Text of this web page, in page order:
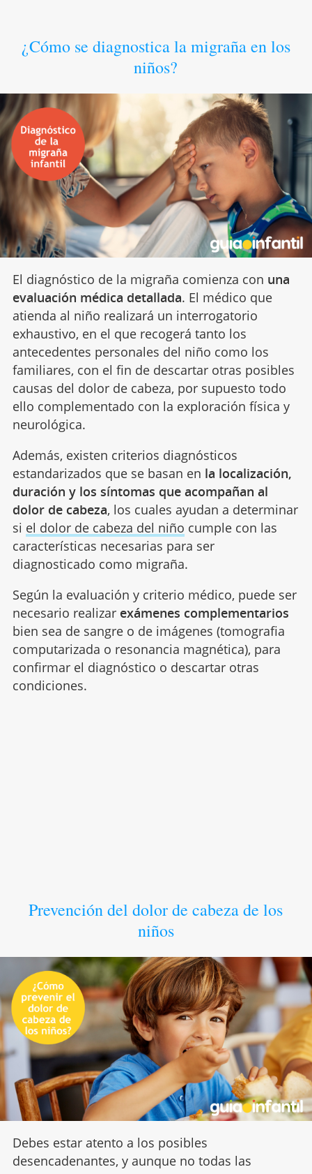
¿Cómo se diagnostica la migraña en los
niños?
El diagnóstico de la migraña comienza con una
evaluación médica detallada. El médico que
atienda al niño realizará un interrogatorio
exhaustivo, en el que recogerá tanto los
antecedentes personales del niño como los
familiares, con el fin de descartar otras posibles
causas del dolor de cabeza, por supuesto todo
ello complementado con la exploración física y
neurológica.
Además, existen criterios diagnósticos
estandarizados que se basan en la localización,
duración y los síntomas que acompañan al
dolor de cabeza, los cuales ayudan a determinar
si el dolor de cabeza del niño cumple con las
características necesarias para ser
diagnosticado como migraña.
Según la evaluación y criterio médico, puede ser
necesario realizar exámenes complementarios
bien sea de sangre o de imágenes (tomografia
computarizada o resonancia magnética), para
confirmar el diagnóstico o descartar otras
condiciones.
Prevención del dolor de cabeza de los
niños
Debes estar atento a los posibles
desencadenantes, y aunque no todas las